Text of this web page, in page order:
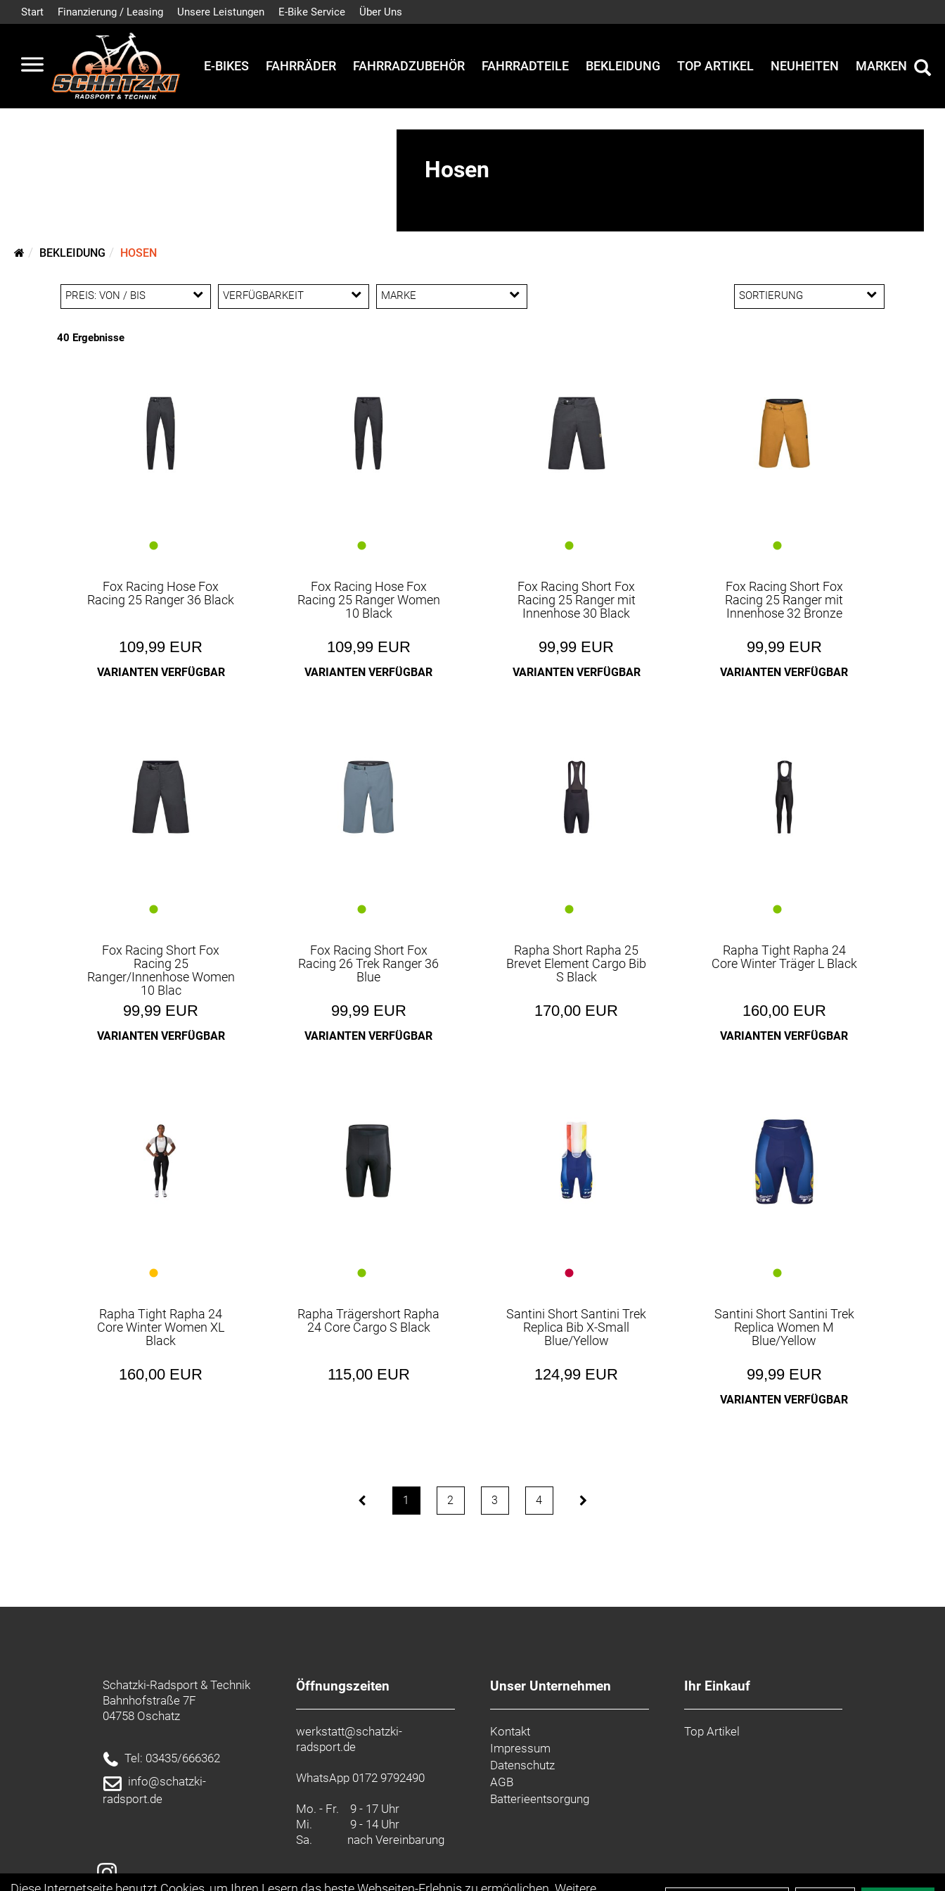
Start Finanzierung / Leasing Unsere Leistungen E-Bike Service Über Uns
E-BIKES FAHRRÄDER FAHRRADZUBEHÖR FAHRRADTEILE BEKLEIDUNG TOP ARTIKEL NEUHEITEN MARKEN
Hosen
BEKLEIDUNG HOSEN
SORTIERUNG
PREIS: VON / BIS VERFÜGBARKEIT MARKE
40 Ergebnisse
Fox Racing Hose Fox
Racing 25 Ranger 36 Black
109,99 EUR
VARIANTEN VERFÜGBAR
Fox Racing Hose Fox
Racing 25 Ranger Women
10 Black
109,99 EUR
VARIANTEN VERFÜGBAR
Fox Racing Short Fox
Racing 25 Ranger mit
Innenhose 30 Black
99,99 EUR
VARIANTEN VERFÜGBAR
Fox Racing Short Fox
Racing 25 Ranger mit
Innenhose 32 Bronze
99,99 EUR
VARIANTEN VERFÜGBAR
Fox Racing Short Fox
Racing 25
Ranger/Innenhose Women
10 Blac
99,99 EUR
VARIANTEN VERFÜGBAR
Fox Racing Short Fox
Racing 26 Trek Ranger 36
Blue
99,99 EUR
VARIANTEN VERFÜGBAR
Rapha Short Rapha 25
Brevet Element Cargo Bib
S Black
170,00 EUR
Rapha Tight Rapha 24
Core Winter Träger L Black
160,00 EUR
VARIANTEN VERFÜGBAR
Rapha Tight Rapha 24
Core Winter Women XL
Black
160,00 EUR
Rapha Trägershort Rapha
24 Core Cargo S Black
115,00 EUR
Santini Short Santini Trek
Replica Bib X-Small
Blue/Yellow
124,99 EUR
Santini Short Santini Trek
Replica Women M
Blue/Yellow
99,99 EUR
VARIANTEN VERFÜGBAR
1 2 3 4
Schatzki-Radsport & Technik
Bahnhofstraße 7F
04758 Oschatz
Tel: 03435/666362
info@schatzki-
radsport.de
Öffnungszeiten
werkstatt@schatzki-
radsport.de
WhatsApp 0172 9792490
Mo. - Fr. 9 - 17 Uhr
Mi.
9 - 14 Uhr
Sa.
nach Vereinbarung
Unser Unternehmen
Kontakt
Impressum
Datenschutz
AGB
Batterieentsorgung
Ihr Einkauf
Top Artikel